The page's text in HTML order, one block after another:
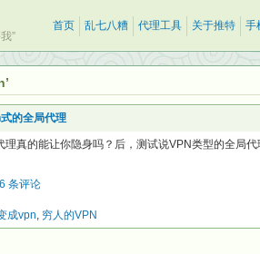
”
首页 乱七八糟 代理工具 关于推特 手
的全局代理
理真的能让你隐身吗？后，测试说VPN类型的全局
6 条评论
成vpn, 穷人的VPN